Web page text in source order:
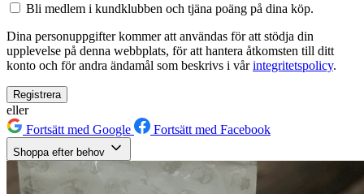
Bli medlem i kundklubben och tjäna poäng på dina köp.
Dina personuppgifter kommer att användas för att stödja din
upplevelse på denna webbplats, för att hantera åtkomsten till ditt
konto och för andra ändamål som beskrivs i vårintegritetspolicy.
Registrera
eller
Fortsätt med Google
Fortsätt med Facebook
Shoppa efter behov